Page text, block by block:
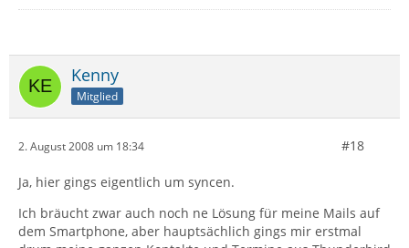
Kenny
Mitglied
2. August 2008 um 18:34 #18
Ja, hier gings eigentlich um syncen.
Ich bräucht zwar auch noch ne Lösung für meine Mails auf
dem Smartphone, aber hauptsächlich gings mir erstmal